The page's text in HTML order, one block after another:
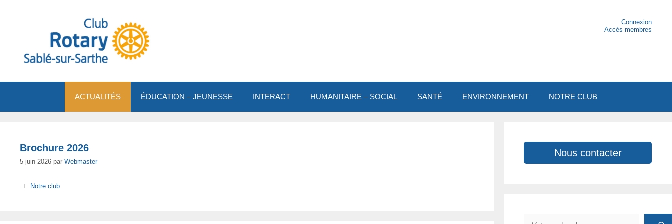
Connexion
Accès membres
ACTUALITÉS ÉDUCATION – JEUNESSE INTERACT HUMANITAIRE – SOCIAL SANTÉ ENVIRONNEMENT NOTRE CLUB
Brochure 2026
5 juin 2026 par Webmaster
Catégories
Notre club
Nous contacter